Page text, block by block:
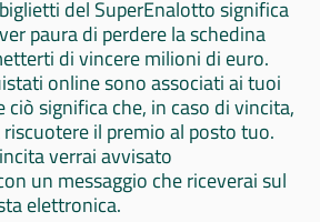
del SuperEnalotto significa
paura di perdere la schedina
di vincere milioni di euro.
online sono associati ai tuoi
ciò significa che, in caso di vincita,
il premio al posto tuo.
verrai avvisato
un messaggio che riceverai sul
elettronica.